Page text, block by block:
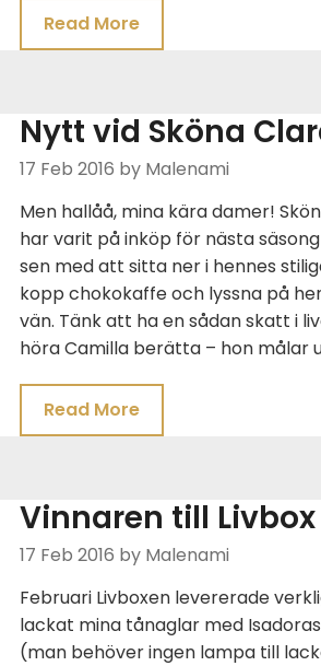
Read More
Nytt vid Sköna
17 Feb 2016 by Malenami
Men hallåå, mina kära damer!
har varit på inköp för nästa
sen med att sitta ner i hennes
kopp chokokaffe och lyssna på
vän. Tänk att ha en sådan skatt i
höra Camilla berätta – hon målar
Read More
Vinnaren till Livbox
17 Feb 2016 by Malenami
Februari Livboxen levererade
lackat mina tånaglar med
(man behöver ingen lampa till